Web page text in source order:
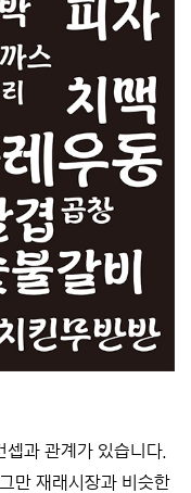
과 관계가 있습니다.
만 재래시장과 비슷한